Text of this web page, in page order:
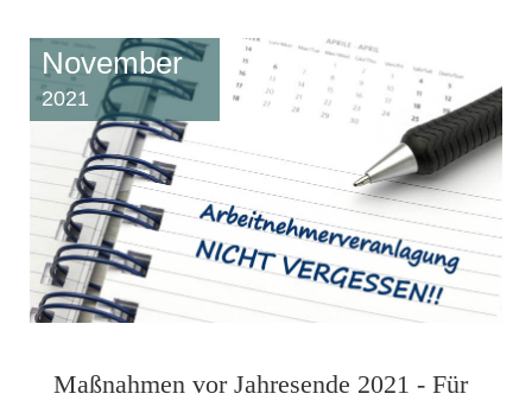
November
2021
Maßnahmen vor Jahresende 2021 - Für